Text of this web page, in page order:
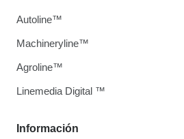
Información
Autoline™
Machineryline™
Agroline™
Linemedia Digital ™